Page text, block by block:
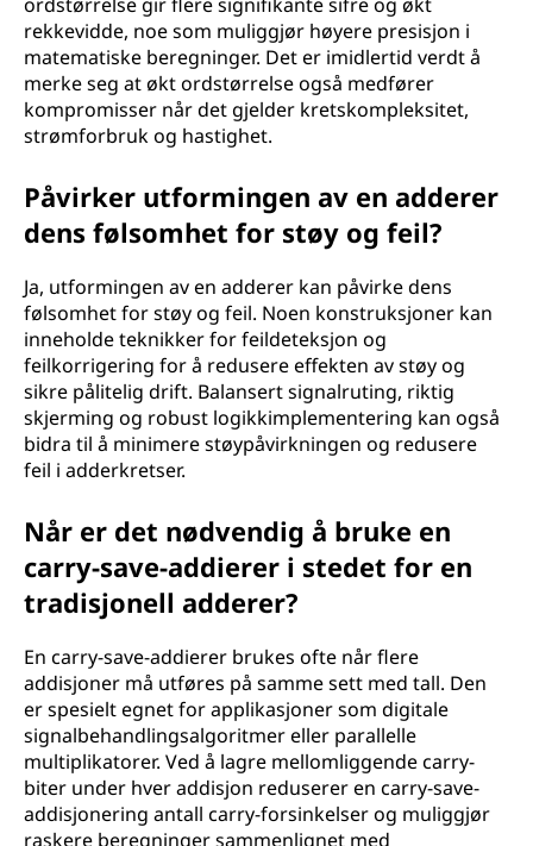
rekkevidde, noe som muliggjør høyere presisjon i
matematiske beregninger. Det er imidlertid verdt å
merke seg at økt ordstørrelse også medfører
kompromisser når det gjelder kretskompleksitet,
strømforbruk og hastighet.
Påvirker utformingen av en adderer
dens følsomhet for støy og feil?
Ja, utformingen av en adderer kan påvirke dens
følsomhet for støy og feil. Noen konstruksjoner kan
inneholde teknikker for feildeteksjon og
feilkorrigering for å redusere effekten av støy og
sikre pålitelig drift. Balansert signalruting, riktig
skjerming og robust logikkimplementering kan også
bidra til å minimere støypåvirkningen og redusere
feil i adderkretser.
Når er det nødvendig å bruke en
carry-save-addierer i stedet for en
tradisjonell adderer?
En carry-save-addierer brukes ofte når flere
addisjoner må utføres på samme sett med tall. Den
er spesielt egnet for applikasjoner som digitale
signalbehandlingsalgoritmer eller parallelle
multiplikatorer. Ved å lagre mellomliggende carry-
biter under hver addisjon reduserer en carry-save-
addisjonering antall carry-forsinkelser og muliggjør
raskere beregninger sammenlignet med